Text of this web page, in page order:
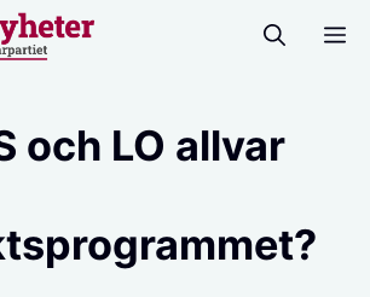
och LO allvar